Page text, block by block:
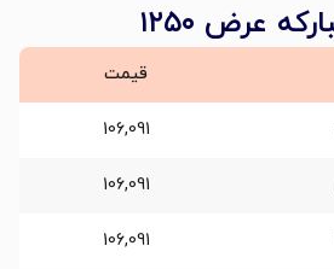
قیمت
106,091
106,091
106,091